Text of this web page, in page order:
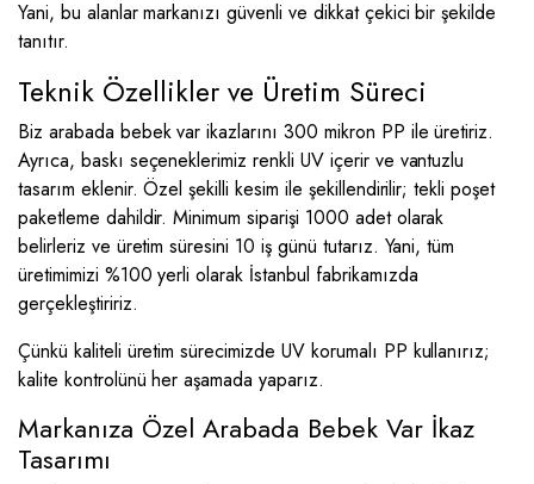
Yani, bu alanlar markanızı güvenli ve dikkat çekici bir şekilde
tanıtır.
Teknik Özellikler ve Üretim Süreci
Biz arabada bebek var ikazlarını 300 mikron PP ile üretiriz.
Ayrıca, baskı seçeneklerimiz renkli UV içerir ve vantuzlu
tasarım eklenir. Özel şekilli kesim ile şekillendirilir; tekli poşet
paketleme dahildir. Minimum siparişi 1000 adet olarak
belirleriz ve üretim süresini 10 iş günü tutarız. Yani, tüm
üretimimizi %100 yerli olarak İstanbul fabrikamızda
gerçekleştiririz.
Çünkü kaliteli üretim sürecimizde UV korumalı PP kullanırız;
kalite kontrolünü her aşamada yaparız.
Markanıza Özel Arabada Bebek Var İkaz
Tasarımı